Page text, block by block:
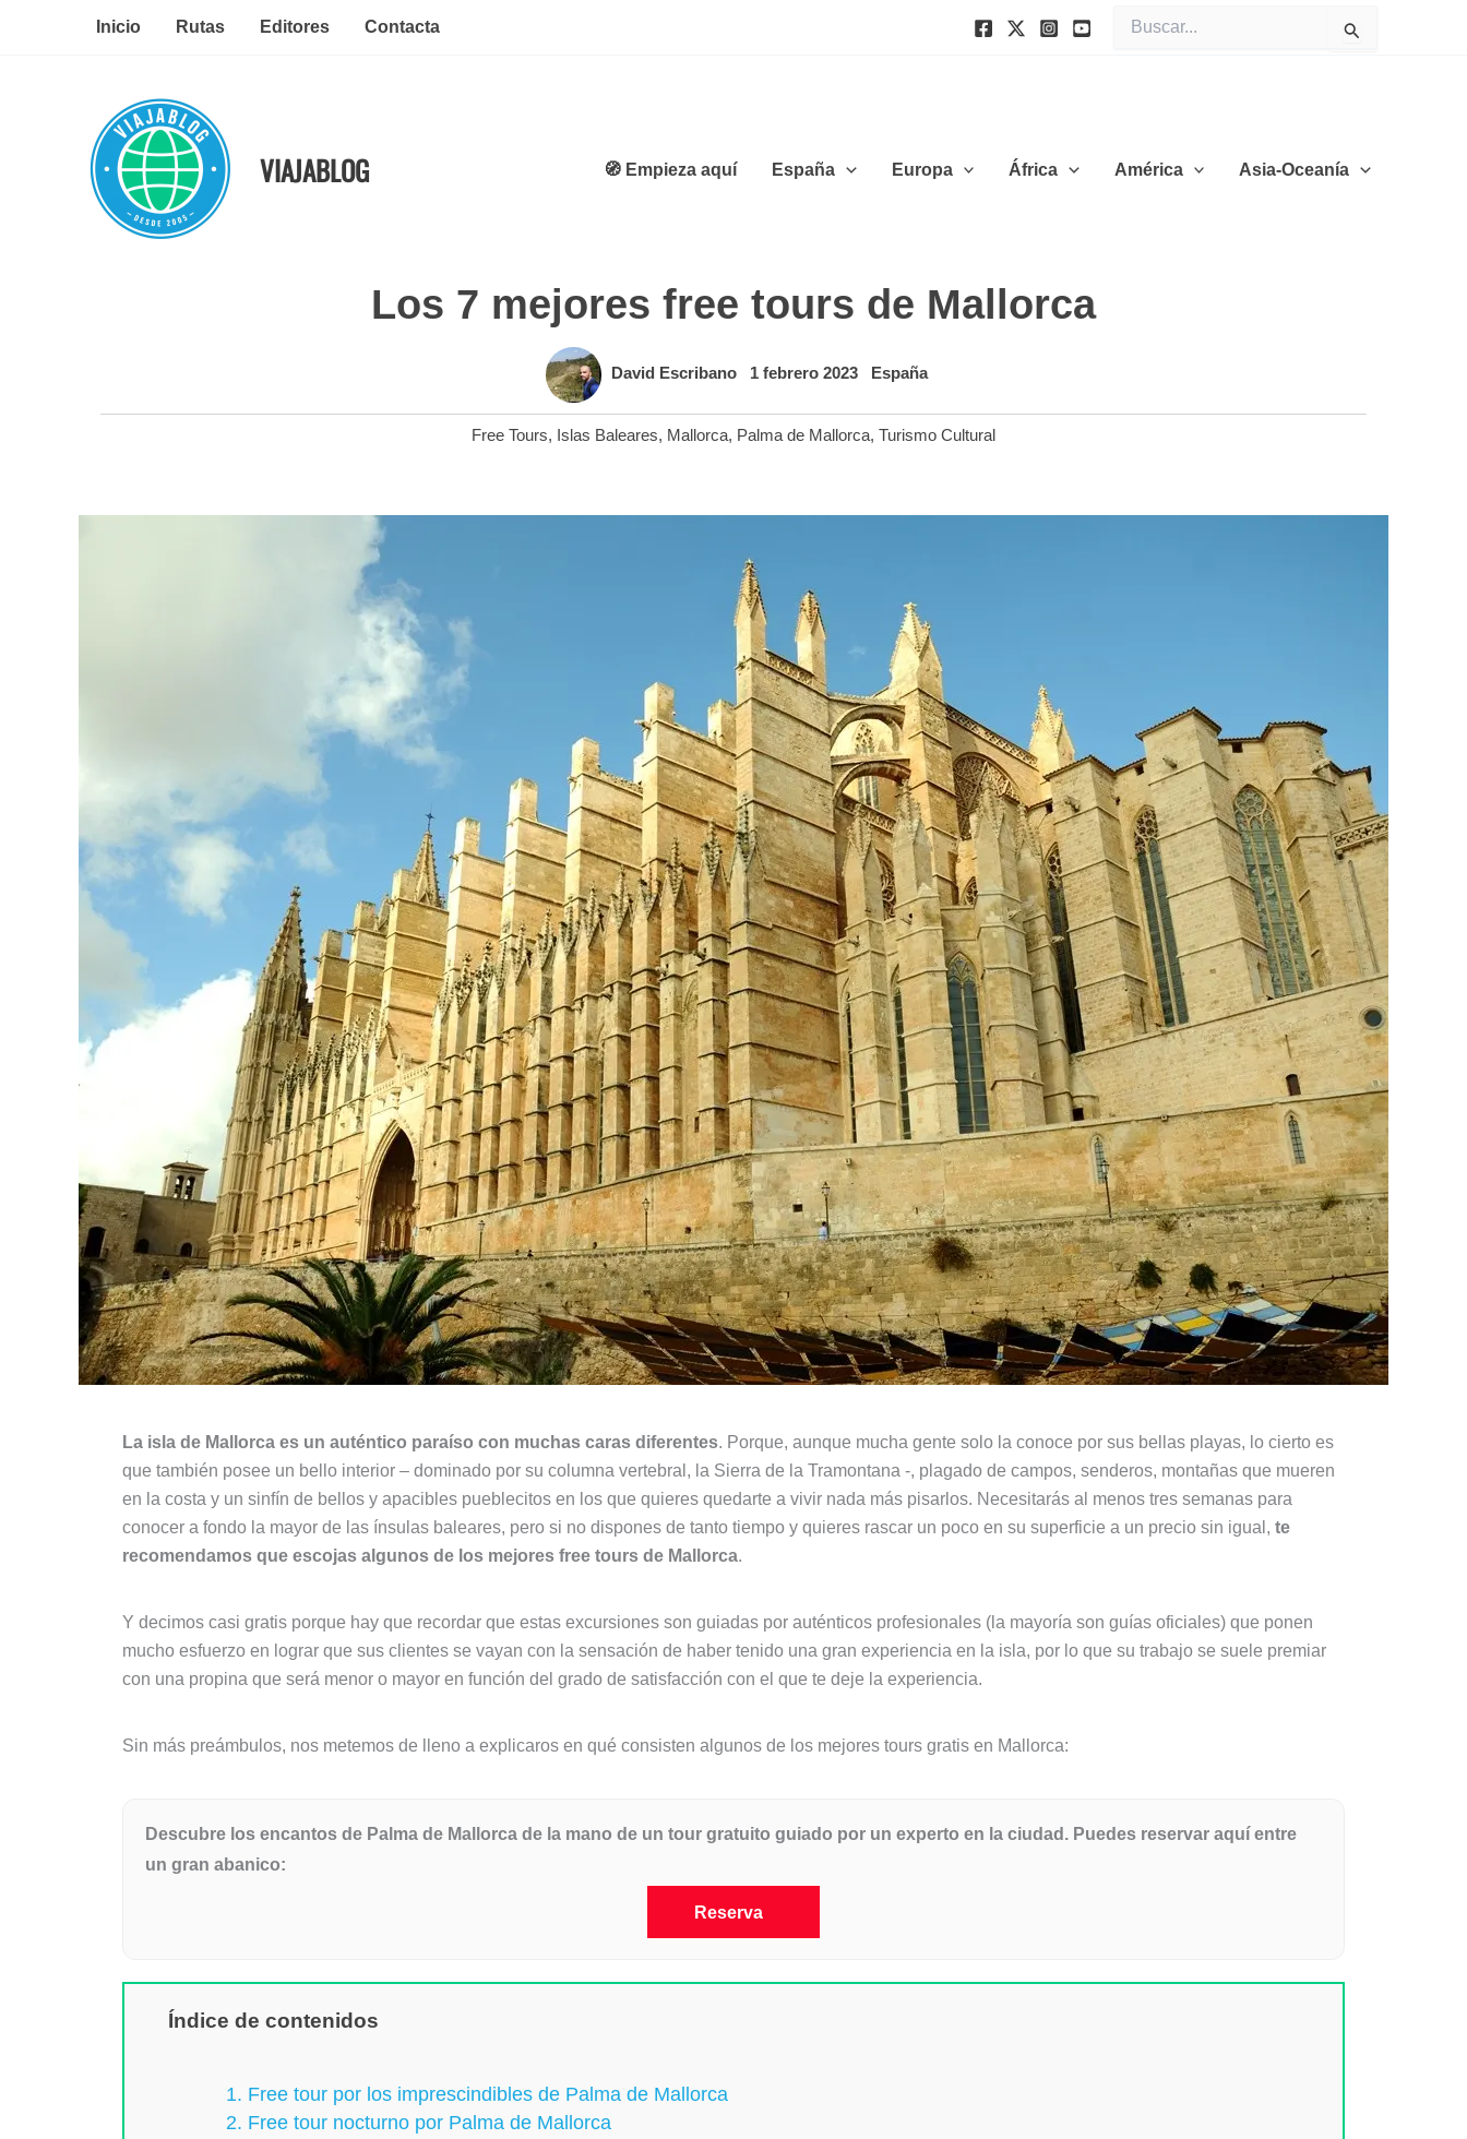
Inicio Rutas Editores Contacta
por:
VIAJABLOG 🧭 Empieza aquí España Europa África América Asia-Oceanía
Los 7 mejores free tours de Mallorca
David Escribano 1 febrero 2023 España
Free Tours, Islas Baleares, Mallorca, Palma de Mallorca, Turismo Cultural
La isla de Mallorca es un auténtico paraíso con muchas caras diferentes. Porque, aunque mucha gente solo la conoce por sus bellas playas, lo cierto es
que también posee un bello interior – dominado por su columna vertebral, la Sierra de la Tramontana -, plagado de campos, senderos, montañas que mueren
en la costa y un sinfín de bellos y apacibles pueblecitos en los que quieres quedarte a vivir nada más pisarlos. Necesitarás al menos tres semanas para
conocer a fondo la mayor de las ínsulas baleares, pero si no dispones de tanto tiempo y quieres rascar un poco en su superficie a un precio sin igual, te
recomendamos que escojas algunos de los mejores free tours de Mallorca.
Y decimos casi gratis porque hay que recordar que estas excursiones son guiadas por auténticos profesionales (la mayoría son guías oficiales) que ponen
mucho esfuerzo en lograr que sus clientes se vayan con la sensación de haber tenido una gran experiencia en la isla, por lo que su trabajo se suele premiar
con una propina que será menor o mayor en función del grado de satisfacción con el que te deje la experiencia.
Sin más preámbulos, nos metemos de lleno a explicaros en qué consisten algunos de los mejores tours gratis en Mallorca:
Descubre los encantos de Palma de Mallorca de la mano de un tour gratuito guiado por un experto en la ciudad. Puedes reservar aquí entre
un gran abanico:
Reserva
Índice de contenidos
1. Free tour por los imprescindibles de Palma de Mallorca
2. Free tour nocturno por Palma de Mallorca